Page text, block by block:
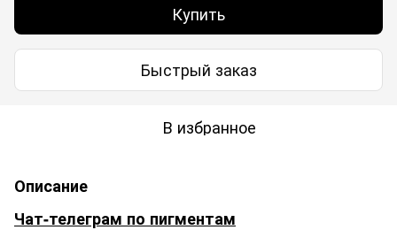
Купить
Быстрый заказ
В избранное
Описание
Чат-телеграм по пигментам